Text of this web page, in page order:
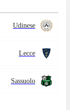
Udinese
Lecce
Sassuolo